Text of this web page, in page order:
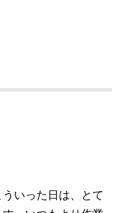
いった日は、とて